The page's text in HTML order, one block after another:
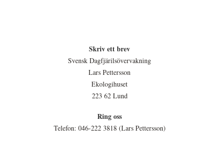
Skriv ett brev
Svensk Dagfjärilsövervakning
Lars Pettersson
Ekologihuset
223 62 Lund
Ring oss
Telefon: 046-222 3818 (Lars Pettersson)